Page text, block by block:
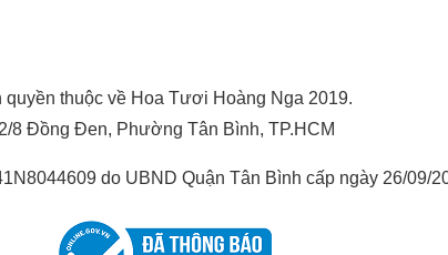
quyền thuộc về Hoa Tươi Hoàng Nga 2019.
8 Đồng Đen, Phường Tân Bình, TP.HCM
do UBND Quận Tân Bình cấp ngày 26/09/